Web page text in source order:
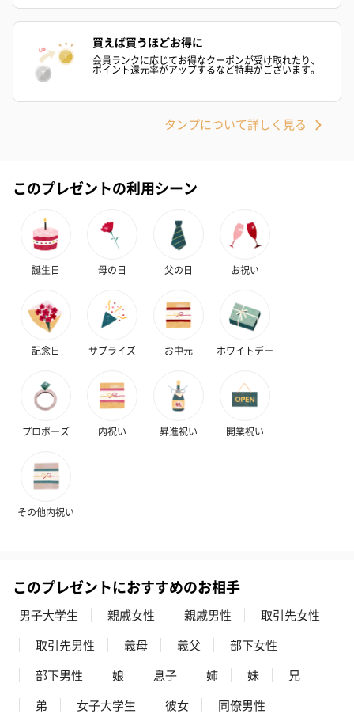
買えば買うほどお得に
会員ランクに応じてお得なクーポンが受け取れたり、
ポイント還元率がアップするなど特典がございます。
タンプについて詳しく見る
このプレゼントの利用シーン
誕生日 母の日 父の日 お祝い
記念日 サプライズ お中元 ホワイトデー
プロポーズ 内祝い 昇進祝い 開業祝い
その他内祝い
このプレゼントにおすすめのお相手
男子大学生 親戚女性 親戚男性
取引先女性
取引先男性
義母 義父
部下女性
部下男性
娘 息子 姉 妹
兄
弟
女子大学生 彼女
同僚男性